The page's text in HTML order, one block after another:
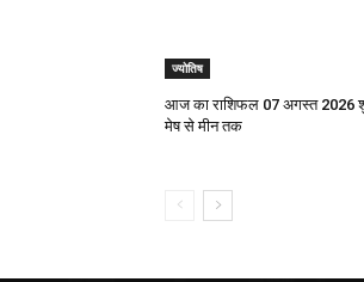
ज्योतिष
आज का राशिफल 07 अगस्त 2026
मेष से मीन तक